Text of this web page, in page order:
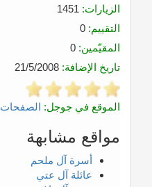
الزيارات:
التقييم:
المقيّمين:
تاريخ الإضافة:
الموقع في جوجل: الصفحات
مواقع مشابهة
أسرة آل ملحم
عائلة آل عتي